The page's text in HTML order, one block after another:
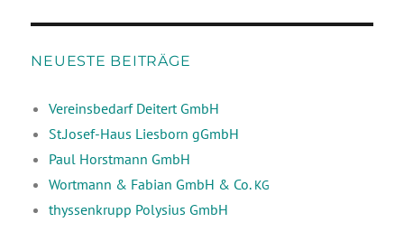
NEUESTE BEITRÄGE
Vereinsbedarf Deitert GmbH
St.Josef-Haus Liesborn gGmbH
Paul Horstmann GmbH
Wortmann & Fabian GmbH & Co. KG
thyssenkrupp Polysius GmbH